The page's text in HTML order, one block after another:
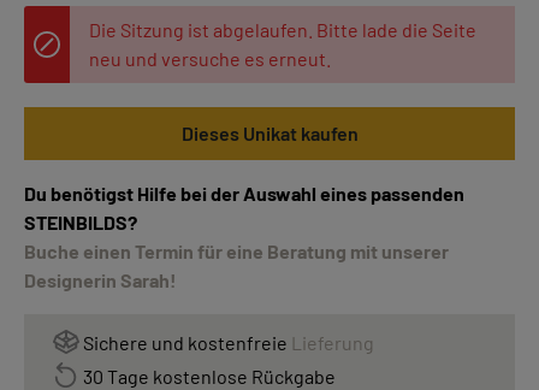
Die Sitzung ist abgelaufen. Bitte lade die Seite
neu und versuche es erneut.
Dieses Unikat kaufen
Du benötigst Hilfe bei der Auswahl eines passenden
STEINBILDS?
Buche einen Termin für eine Beratung mit unserer
Designerin Sarah!
Sichere und kostenfreie Lieferung
30 Tage kostenlose Rückgabe